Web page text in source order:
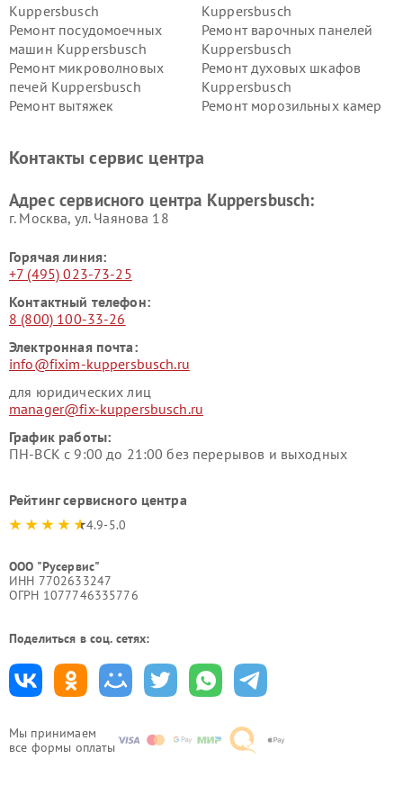
Мы принимаем
все формы оплаты
Kuppersbusch
Kuppersbusch
Ремонт посудомоечных
машин Kuppersbusch
Ремонт варочных панелей
Kuppersbusch
Ремонт микроволновых
печей Kuppersbusch
Ремонт духовых шкафов
Kuppersbusch
Ремонт вытяжек
Ремонт морозильных камер
Kuppersbusch
вакуумных упаковщиков
Ремонт сушильных машин Kuppersbusch
Контакты сервис центра
Адрес сервисного центра Kuppersbusch:
г. Москва, ул. Чаянова 18
Горячая линия:
+7 (495) 023-73-25
Контактный телефон:
8 (800) 100-33-26
Электронная почта:
info@fixim-kuppersbusch.ru
для юридических лиц
manager@fix-kuppersbusch.ru
График работы:
ПН-ВСК с 9:00 до 21:00 без перерывов и выходных
Рейтинг сервисного центра
4.9-5.0
ООО "Русервис"
ИНН 7702633247
ОГРН 1077746335776
Поделиться в соц. сетях: